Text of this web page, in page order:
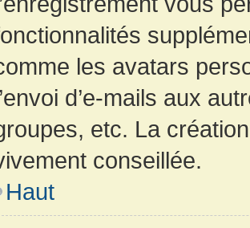
les avatars
d’e-mails aux
etc. La
conseillée.
Haut